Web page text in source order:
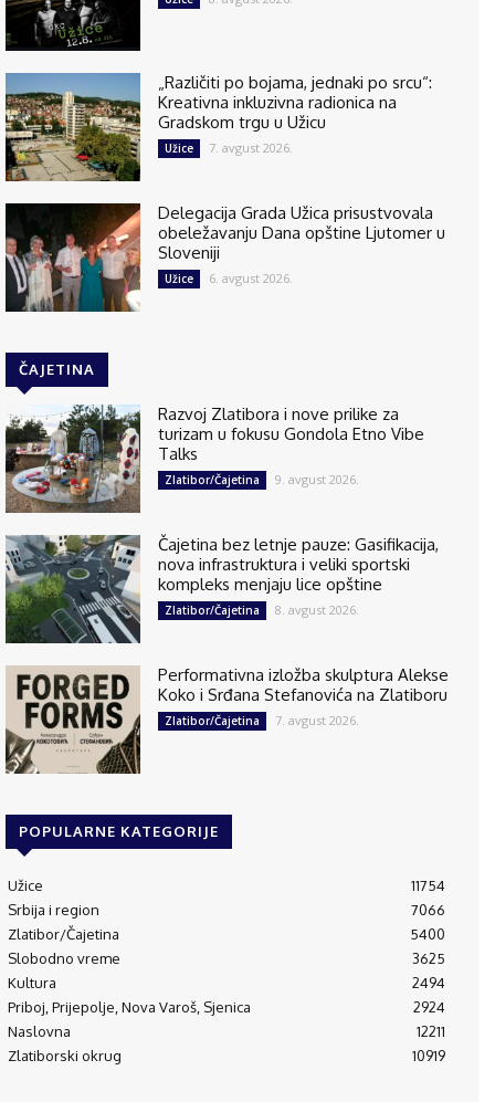
„Različiti po bojama, jednaki po srcu“:
Kreativna inkluzivna radionica na
Gradskom trgu u Užicu
Užice 7. avgust 2026.
Delegacija Grada Užica prisustvovala
obeležavanju Dana opštine Ljutomer u
Sloveniji
Užice 6. avgust 2026.
ČAJETINA
Razvoj Zlatibora i nove prilike za
turizam u fokusu Gondola Etno Vibe
Talks
Zlatibor/Čajetina 9. avgust 2026.
Čajetina bez letnje pauze: Gasifikacija,
nova infrastruktura i veliki sportski
kompleks menjaju lice opštine
Zlatibor/Čajetina 8. avgust 2026.
Performativna izložba skulptura Alekse
Koko i Srđana Stefanovića na Zlatiboru
Zlatibor/Čajetina 7. avgust 2026.
POPULARNE KATEGORIJE
Užice
11754
Srbija i region
7066
Zlatibor/Čajetina
5400
Slobodno vreme
3625
Kultura
2494
Priboj, Prijepolje, Nova Varoš, Sjenica
2924
Naslovna
12211
Zlatiborski okrug
10919